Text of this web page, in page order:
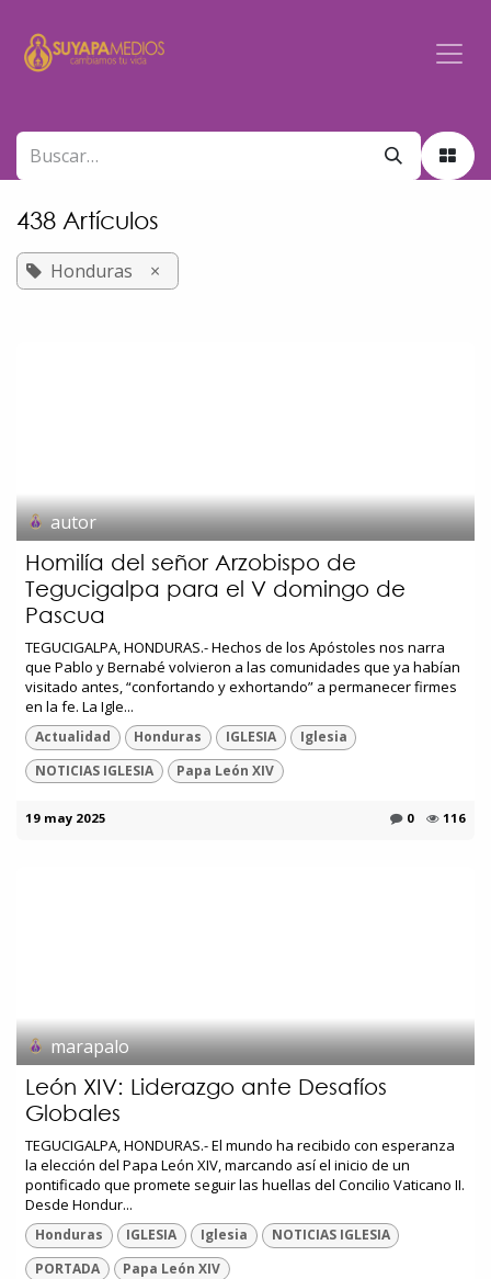
438 Artículos
Honduras ×
autor
Homilía del señor Arzobispo de
Tegucigalpa para el V domingo de
Pascua
TEGUCIGALPA, HONDURAS.- Hechos de los Apóstoles nos narra
que Pablo y Bernabé volvieron a las comunidades que ya habían
visitado antes, “confortando y exhortando” a permanecer firmes
en la fe. La Igle...
Actualidad Honduras IGLESIA
Iglesia
NOTICIAS IGLESIA
Papa León XIV
19 may 2025 0 116
marapalo
León XIV: Liderazgo ante Desafíos
Globales
TEGUCIGALPA, HONDURAS.- El mundo ha recibido con esperanza
la elección del Papa León XIV, marcando así el inicio de un
pontificado que promete seguir las huellas del Concilio Vaticano II.
Desde Hondur...
Honduras IGLESIA Iglesia
NOTICIAS IGLESIA
PORTADA
Papa León XIV